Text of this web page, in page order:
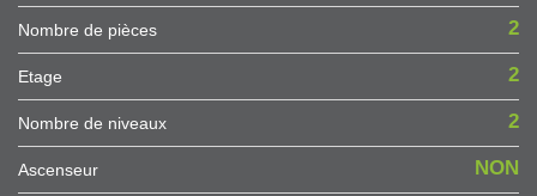
Nombre de pièces 2
Etage 2
Nombre de niveaux 2
Ascenseur NON